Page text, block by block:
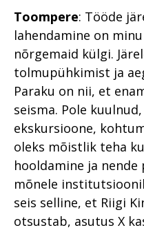
Toompere: Tööde
lahendamine on
nõrgemaid külgi.
tolmupühkimist ja
Paraku on nii, et
seisma. Pole
ekskursioone,
oleks mõistlik teha
hooldamine ja
mõnele
seis selline, et Riigi
otsustab, asutus X